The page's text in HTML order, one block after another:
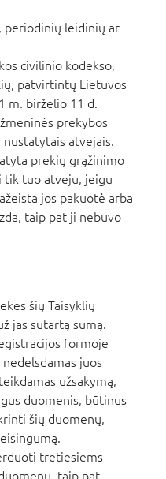
periodinių leidinių ar
civilinio kodekso,
patvirtintų Lietuvos
m. birželio 11 d.
prekybos
atvejais.
prekių grąžinimo
tik tuo atveju, jeigu
jos pakuotė arba
taip pat ji nebuvo
šių Taisyklių
jas sutartą sumą.
formoje
juos
užsakymą,
duomenis, būtinus
šių duomenų,
tretiesiems
taip pat